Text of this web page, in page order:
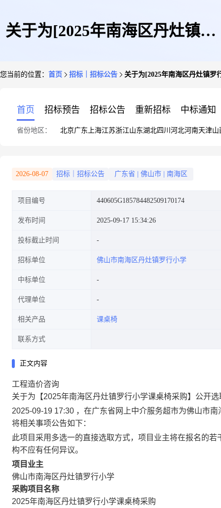
关于为[2025年南海区丹灶镇罗
您当前的位置： 首页 招标｜招标公告 关于为[2025年南海区丹灶镇
首页 招标预告 招标公告 重新招标 中标通知
省份地区： 北京广东 上海江苏浙江山东湖北四川 河北河南天津山
2026-08-07 招标｜招标公告 广东省 佛山市 南海区
项目编号 440605G185784482509170174
发布时间 2025-09-17 15:34:26
投标截止时间
招标单位 佛山市南海区丹灶镇罗行小学
中标单位
代理单位
相关产品 课桌椅
联系方式
正文内容
工程造价咨询
关于为【2025年南海区丹灶镇罗行小学课桌椅采购】公开
2025-09-19 17:30 ，在广东省网上中介服务超市为佛山市
将相关事项公告如下：
此项目采用多选一的直接选取方式，项目业主将在报名的
构不应有任何异议。
项目业主
佛山市南海区丹灶镇罗行小学
采购项目名称
2025年南海区丹灶镇罗行小学课桌椅采购